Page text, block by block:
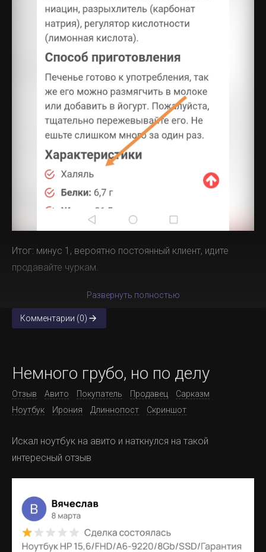
Итог: минус 1, вероятно постоянный клиент, идите
продавайте чуркам.
Развернуть полностью
Комментарии (0)
Немного грубо, но по делу
Отзыв Авито Покупатель Продавец
Сарказм
Ноутбук
Ирония Длиннопост Скриншот
Искал ноутбук на авито и наткнулся на такой
интересный отзыв